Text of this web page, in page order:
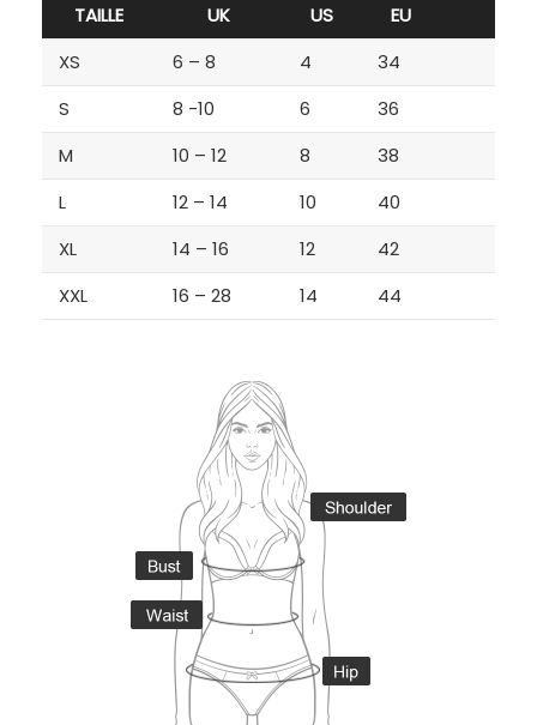
TAILLE UK US
EU
XS
6 – 8 4
34
S
8 -10 6
36
M
10 – 12 8
38
L
12 – 14 10
40
XL
14 – 16 12
42
XXL
16 – 28 14 44